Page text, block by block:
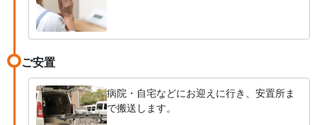
ご安置
病院・自宅などにお迎えに行き、安置所ま
で搬送します。